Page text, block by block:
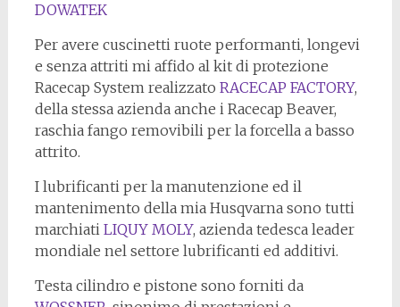
DOWATEK
Per avere cuscinetti ruote performanti, longevi
e senza attriti mi affido al kit di protezione
Racecap System realizzato RACECAP FACTORY,
della stessa azienda anche i Racecap Beaver,
raschia fango removibili per la forcella a basso
attrito.
I lubrificanti per la manutenzione ed il
mantenimento della mia Husqvarna sono tutti
marchiati LIQUY MOLY, azienda tedesca leader
mondiale nel settore lubrificanti ed additivi.
Testa cilindro e pistone sono forniti da